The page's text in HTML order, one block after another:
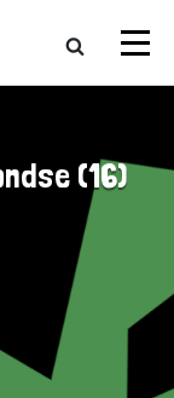
(16)